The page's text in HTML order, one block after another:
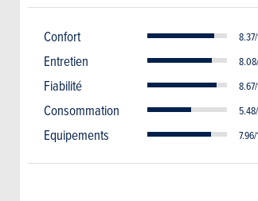
Confort
Entretien
Fiabilité
Consommation
Equipements